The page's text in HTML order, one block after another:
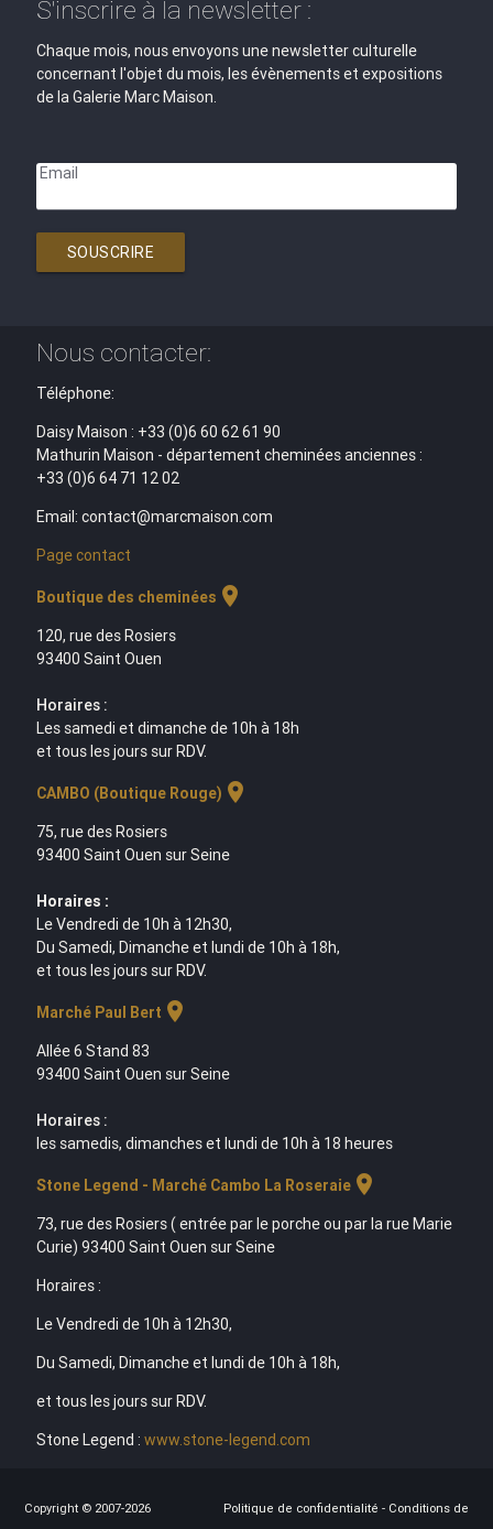
S'inscrire à la newsletter :
Chaque mois, nous envoyons une newsletter culturelle
concernant l'objet du mois, les évènements et expositions
de la Galerie Marc Maison.
Email
SOUSCRIRE
Nous contacter:
Téléphone:
Daisy Maison : +33 (0)6 60 62 61 90
Mathurin Maison - département cheminées anciennes :
+33 (0)6 64 71 12 02
Email: contact@marcmaison.com
Page contact
Boutique des cheminées location_on
120, rue des Rosiers
93400 Saint Ouen
Horaires :
Les samedi et dimanche de 10h à 18h
et tous les jours sur RDV.
CAMBO (Boutique Rouge) location_on
75, rue des Rosiers
93400 Saint Ouen sur Seine
Horaires :
Le Vendredi de 10h à 12h30,
Du Samedi, Dimanche et lundi de 10h à 18h,
et tous les jours sur RDV.
Marché Paul Bert location_on
Allée 6 Stand 83
93400 Saint Ouen sur Seine
Horaires :
les samedis, dimanches et lundi de 10h à 18 heures
Stone Legend - Marché Cambo La Roseraielocation_on
73, rue des Rosiers ( entrée par le porche ou par la rue Marie
Curie) 93400 Saint Ouen sur Seine
Horaires :
Le Vendredi de 10h à 12h30,
Du Samedi, Dimanche et lundi de 10h à 18h,
et tous les jours sur RDV.
Stone Legend : www.stone-legend.com
Copyright © 2007-2026 Politique de confidentialité - Conditions de